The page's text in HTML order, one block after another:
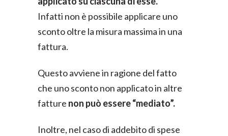
Infatti non è possibile applicare uno
sconto oltre la misura massima in una
fattura.
Questo avviene in ragione del fatto
che uno sconto non applicato in altre
fatture non può essere “mediato”.
Inoltre, nel caso di addebito di spese